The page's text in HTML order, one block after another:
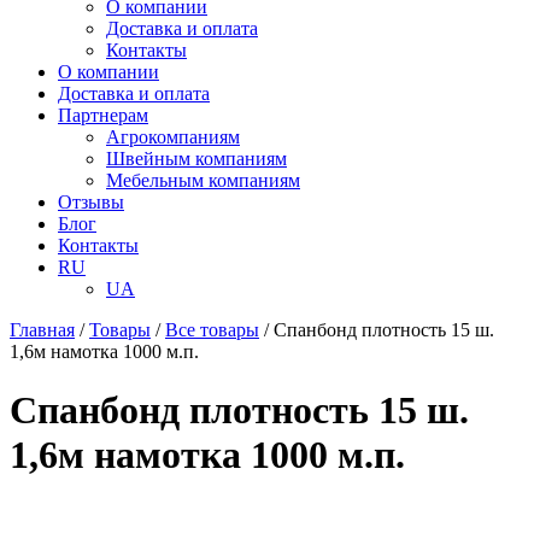
О компании
Доставка и оплата
Контакты
О компании
Доставка и оплата
Партнерам
Агрокомпаниям
Швейным компаниям
Мебельным компаниям
Отзывы
Блог
Контакты
RU
UA
Главная /Товары /Все товары /Спанбонд плотность 15 ш.
1,6м намотка 1000 м.п.
Спанбонд плотность 15 ш.
1,6м намотка 1000 м.п.